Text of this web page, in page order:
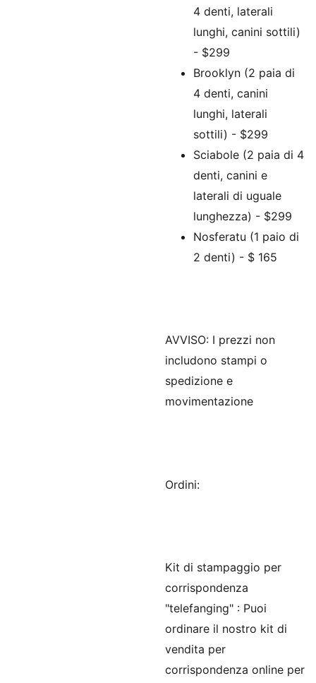
4 denti, laterali
lunghi, canini sottili)
- $299
Brooklyn (2 paia di
4 denti, canini
lunghi, laterali
sottili) - $299
Sciabole (2 paia di 4
denti, canini e
laterali di uguale
lunghezza) - $299
Nosferatu (1 paio di
2 denti) - $ 165
AVVISO: I prezzi non
includono stampi o
spedizione e
movimentazione
Ordini:
Kit di stampaggio per
corrispondenza
"telefanging" : Puoi
ordinare il nostro kit di
vendita per
corrispondenza online per